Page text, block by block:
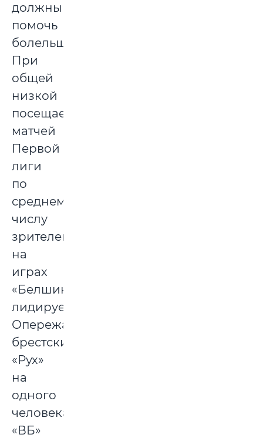
должны
помочь
болельщики.
При
общей
низкой
посещаемости
матчей
Первой
лиги
по
среднему
числу
зрителей
на
играх
«Белшина»
лидирует.
Опережая
брестский
«Рух»
на
одного
человека.
«ВБ»